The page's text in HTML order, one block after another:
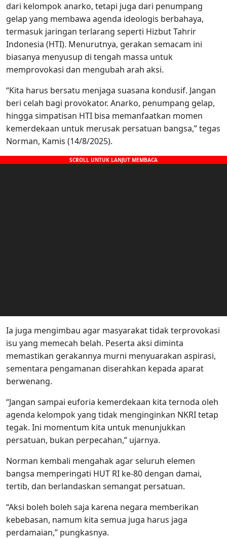
dari kelompok anarko, tetapi juga dari penumpang
gelap yang membawa agenda ideologis berbahaya,
termasuk jaringan terlarang seperti Hizbut Tahrir
Indonesia (HTI). Menurutnya, gerakan semacam ini
biasanya menyusup di tengah massa untuk
memprovokasi dan mengubah arah aksi.
“Kita harus bersatu menjaga suasana kondusif. Jangan
beri celah bagi provokator. Anarko, penumpang gelap,
hingga simpatisan HTI bisa memanfaatkan momen
kemerdekaan untuk merusak persatuan bangsa,” tegas
Norman, Kamis (14/8/2025).
Ia juga mengimbau agar masyarakat tidak terprovokasi
isu yang memecah belah. Peserta aksi diminta
memastikan gerakannya murni menyuarakan aspirasi,
sementara pengamanan diserahkan kepada aparat
berwenang.
“Jangan sampai euforia kemerdekaan kita ternoda oleh
agenda kelompok yang tidak menginginkan NKRI tetap
tegak. Ini momentum kita untuk menunjukkan
persatuan, bukan perpecahan,” ujarnya.
Norman kembali mengahak agar seluruh elemen
bangsa memperingati HUT RI ke-80 dengan damai,
tertib, dan berlandaskan semangat persatuan.
“Aksi boleh boleh saja karena negara memberikan
kebebasan, namum kita semua juga harus jaga
perdamaian,” pungkasnya.